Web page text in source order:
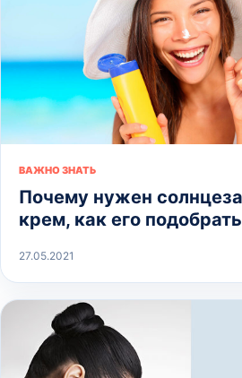
ВАЖНО ЗНАТЬ
Почему нужен
крем, как его
27.05.2021